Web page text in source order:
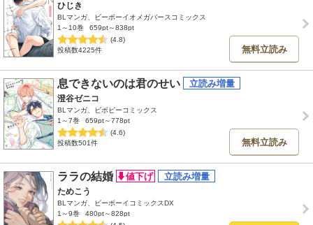
ひじき
BLマンガ、ビーボーイオメガバースコミックス
1～10巻
659pt～838pt
(4.8)
投稿数4225件
無料立読み
息できないのは君のせい
澄谷ゼニコ
BLマンガ、ビボピーコミックス
1～7巻
659pt～778pt
(4.6)
投稿数501件
無料立読み
ララの結婚
ためこう
BLマンガ、ビーボーイコミックスDX
1～9巻
480pt～828pt